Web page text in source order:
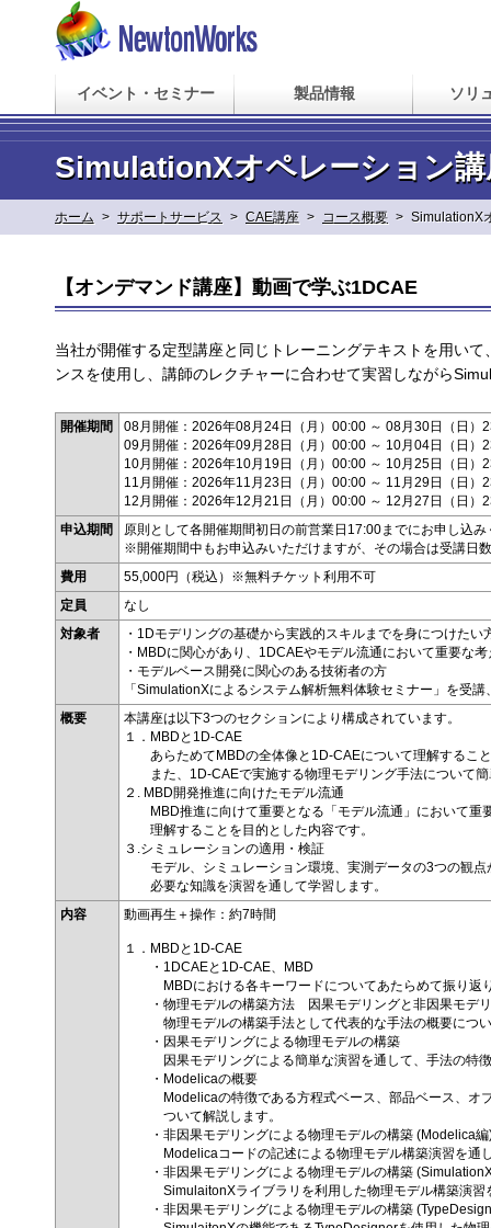
イベント・セミナー 製品情報 ソリ
SimulationXオペレーション
ホーム > サポートサービス > CAE講座 > コース概要 > SimulationX
【オンデマンド講座】動画で学ぶ1DCAE
当社が開催する定型講座と同じトレーニングテキストを用い
ンスを使用し、講師のレクチャーに合わせて実習しながら
開催期間
08月開催：2026年08月24日（月）00:00 ～ 08月30日（日）
09月開催：2026年09月28日（月）00:00 ～ 10月04日（日）
10月開催：2026年10月19日（月）00:00 ～ 10月25日（日）
11月開催：2026年11月23日（月）00:00 ～ 11月29日（日）
12月開催：2026年12月21日（月）00:00 ～ 12月27日（日）
申込期間
原則として各開催期間初日の前営業日17:00までにお申し込み
※開催期間中もお申込みいただけますが、その場合は受講日
費用
55,000円（税込）※無料チケット利用不可
定員
なし
対象者
・1Dモデリングの基礎から実践的スキルまでを身につけたい
・MBDに関心があり、1DCAEやモデル流通において重要な
・モデルベース開発に関心のある技術者の方
「SimulationXによるシステム解析無料体験セミナー」を受
概要
本講座は以下3つのセクションにより構成されています。
１．MBDと1D-CAE
あらためてMBDの全体像と1D-CAEについて理解するこ
また、1D-CAEで実施する物理モデリング手法について簡
２. MBD開発推進に向けたモデル流通
MBD推進に向けて重要となる「モデル流通」において重
理解することを目的とした内容です。
３.シミュレーションの適用・検証
モデル、シミュレーション環境、実測データの3つの観点
必要な知識を演習を通して学習します。
内容
動画再生＋操作：約7時間
１．MBDと1D-CAE
・1DCAEと1D-CAE、MBD
MBDにおける各キーワードについてあたらめて振り返
・物理モデルの構築方法 因果モデリングと非因果モデ
物理モデルの構築手法として代表的な手法の概要につい
・因果モデリングによる物理モデルの構築
因果モデリングによる簡単な演習を通して、手法の特徴
・Modelicaの概要
Modelicaの特徴である方程式ベース、部品ベース、オブ
ついて解説します。
・非因果モデリングによる物理モデルの構築 (Modelica編
Modelicaコードの記述による物理モデル構築演習を通し
・非因果モデリングによる物理モデルの構築
SimulaitonXライブラリを利用した物理モデル構築演習
・非因果モデリングによる物理モデルの構築